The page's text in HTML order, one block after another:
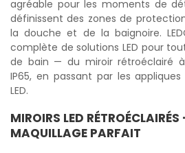
agréable pour les moments de
définissent des zones de
la douche et de la baignoire.
complète de solutions LED pour
de bain — du miroir rétroéclairé
IP65, en passant par les
LED.
MIROIRS LED
MAQUILLAGE PARFAIT